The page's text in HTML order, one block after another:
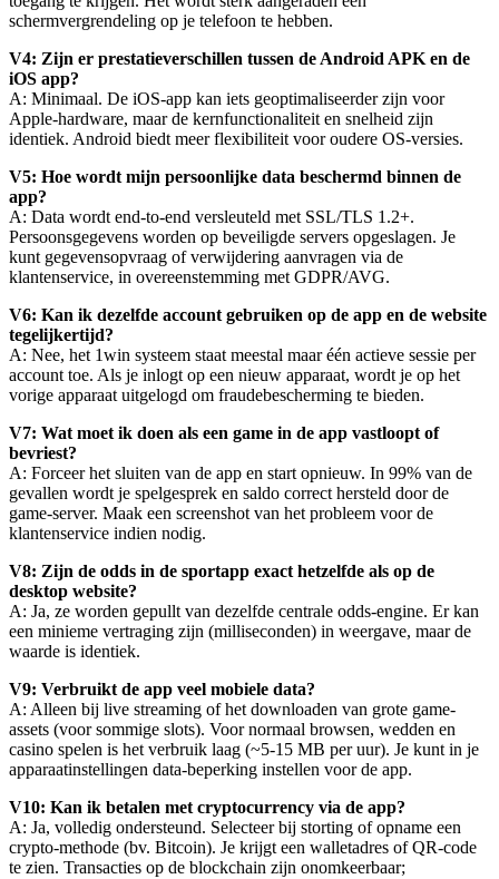
schermvergrendeling op je telefoon te hebben.
V4: Zijn er prestatieverschillen tussen de Android APK en de
iOS app?
A: Minimaal. De iOS-app kan iets geoptimaliseerder zijn voor
Apple-hardware, maar de kernfunctionaliteit en snelheid zijn
identiek. Android biedt meer flexibiliteit voor oudere OS-versies.
V5: Hoe wordt mijn persoonlijke data beschermd binnen de
app?
A: Data wordt end-to-end versleuteld met SSL/TLS 1.2+.
Persoonsgegevens worden op beveiligde servers opgeslagen. Je
kunt gegevensopvraag of verwijdering aanvragen via de
klantenservice, in overeenstemming met GDPR/AVG.
V6: Kan ik dezelfde account gebruiken op de app en de website
tegelijkertijd?
A: Nee, het 1win systeem staat meestal maar één actieve sessie per
account toe. Als je inlogt op een nieuw apparaat, wordt je op het
vorige apparaat uitgelogd om fraudebescherming te bieden.
V7: Wat moet ik doen als een game in de app vastloopt of
bevriest?
A: Forceer het sluiten van de app en start opnieuw. In 99% van de
gevallen wordt je spelgesprek en saldo correct hersteld door de
game-server. Maak een screenshot van het probleem voor de
klantenservice indien nodig.
V8: Zijn de odds in de sportapp exact hetzelfde als op de
desktop website?
A: Ja, ze worden gepullt van dezelfde centrale odds-engine. Er kan
een minieme vertraging zijn (milliseconden) in weergave, maar de
waarde is identiek.
V9: Verbruikt de app veel mobiele data?
A: Alleen bij live streaming of het downloaden van grote game-
assets (voor sommige slots). Voor normaal browsen, wedden en
casino spelen is het verbruik laag (~5-15 MB per uur). Je kunt in je
apparaatinstellingen data-beperking instellen voor de app.
V10: Kan ik betalen met cryptocurrency via de app?
A: Ja, volledig ondersteund. Selecteer bij storting of opname een
crypto-methode (bv. Bitcoin). Je krijgt een walletadres of QR-code
te zien. Transacties op de blockchain zijn onomkeerbaar;